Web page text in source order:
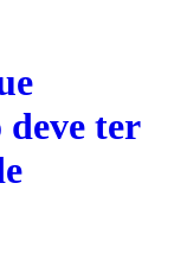
deve ter